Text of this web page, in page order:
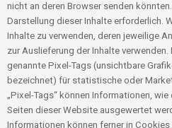
nicht an deren Browser senden
Darstellung dieser Inhalte erforderlich.
Inhalte zu verwenden, deren jeweilige
zur Auslieferung der Inhalte
genannte Pixel-Tags (unsichtbare
bezeichnet) für statistische oder
„Pixel-Tags“ können Informationen,
Seiten dieser Website ausgewertet
Informationen können ferner in